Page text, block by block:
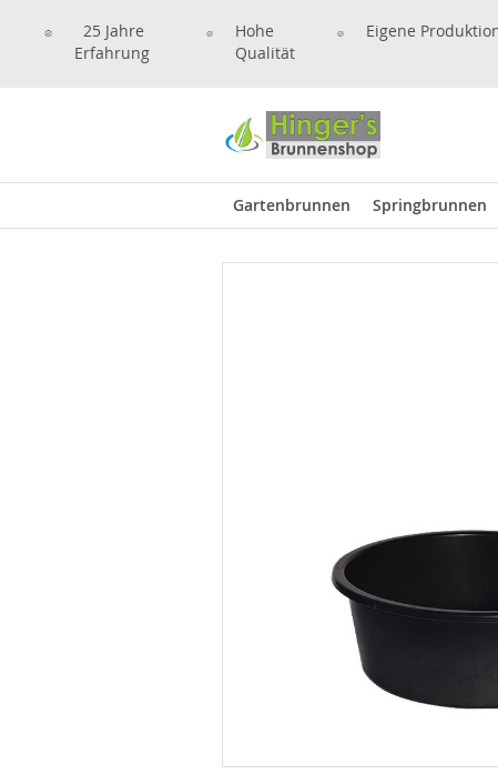
25 Jahre
Erfahrung
Hohe
Qualität
Eigene
Gartenbrunnen Springbrunnen